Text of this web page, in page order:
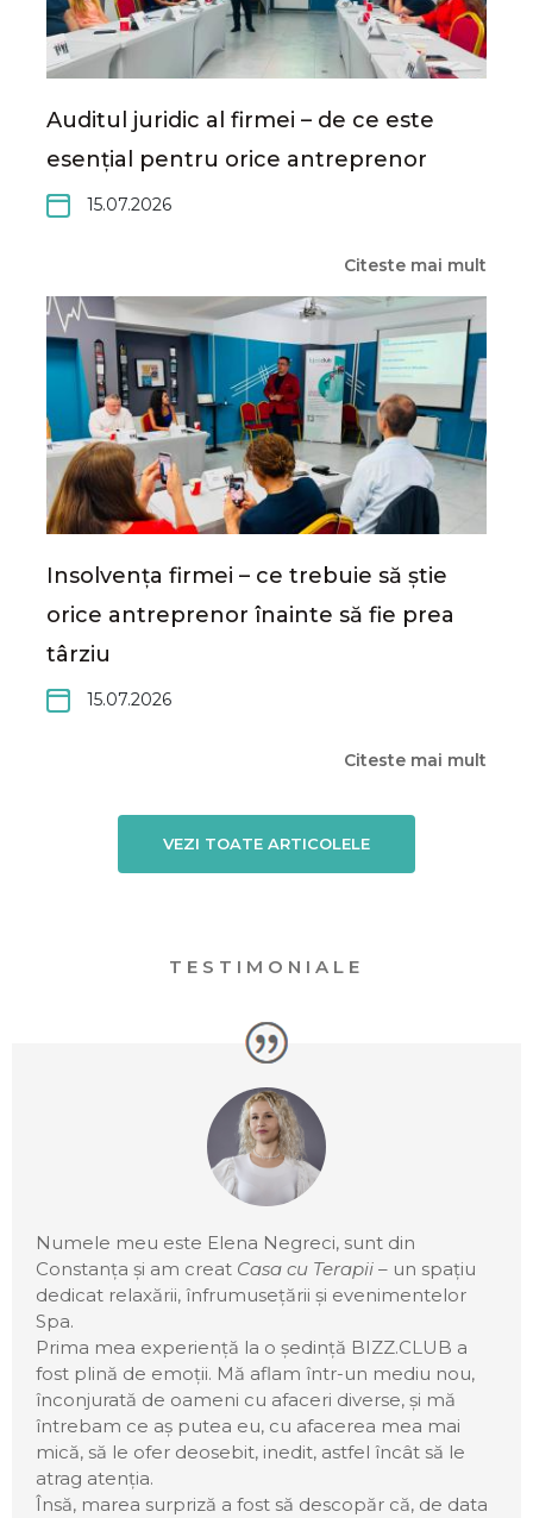
Auditul juridic al firmei – de ce este
esențial pentru orice antreprenor
15.07.2026
Citeste mai mult
Insolvența firmei – ce trebuie să știe
orice antreprenor înainte să fie prea
târziu
15.07.2026
Citeste mai mult
VEZI TOATE ARTICOLELE
TESTIMONIALE
Numele meu este Elena Negreci, sunt din
Constanța și am creat Casa cu Terapii – un spațiu
dedicat relaxării, înfrumusețării și evenimentelor
Spa.
Prima mea experiență la o ședință BIZZ.CLUB a
fost plină de emoții. Mă aflam într-un mediu nou,
înconjurată de oameni cu afaceri diverse, și mă
întrebam ce aș putea eu, cu afacerea mea mai
mică, să le ofer deosebit, inedit, astfel încât să le
atrag atenția.
Însă, marea surpriză a fost să descopăr că, de data